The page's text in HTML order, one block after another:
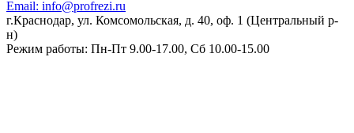
Email: info@profrezi.ru
г.Краснодар, ул. Комсомольская, д. 40, оф. 1 (Центральный р-
н)
Режим работы: Пн-Пт 9.00-17.00, Сб 10.00-15.00